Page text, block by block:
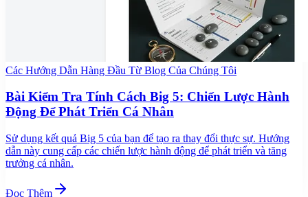
Các Hướng Dẫn Hàng Đầu Từ Blog Của Chúng Tôi
Bài Kiểm Tra Tính Cách Big 5: Chiến Lược Hành
Động Để Phát Triển Cá Nhân
Sử dụng kết quả Big 5 của bạn để tạo ra thay đổi thực sự. Hướng
dẫn này cung cấp các chiến lược hành động để phát triển và tăng
trưởng cá nhân.
Đọc Thêm